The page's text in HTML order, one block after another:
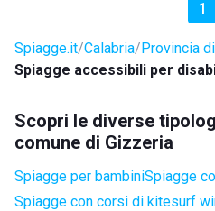
1
Spiagge.it Calabria Provincia
Spiagge accessibili per
Scopri le diverse
comune di Gizzeria
Spiagge per bambiniSpiagge
Spiagge con corsi di kitesurf